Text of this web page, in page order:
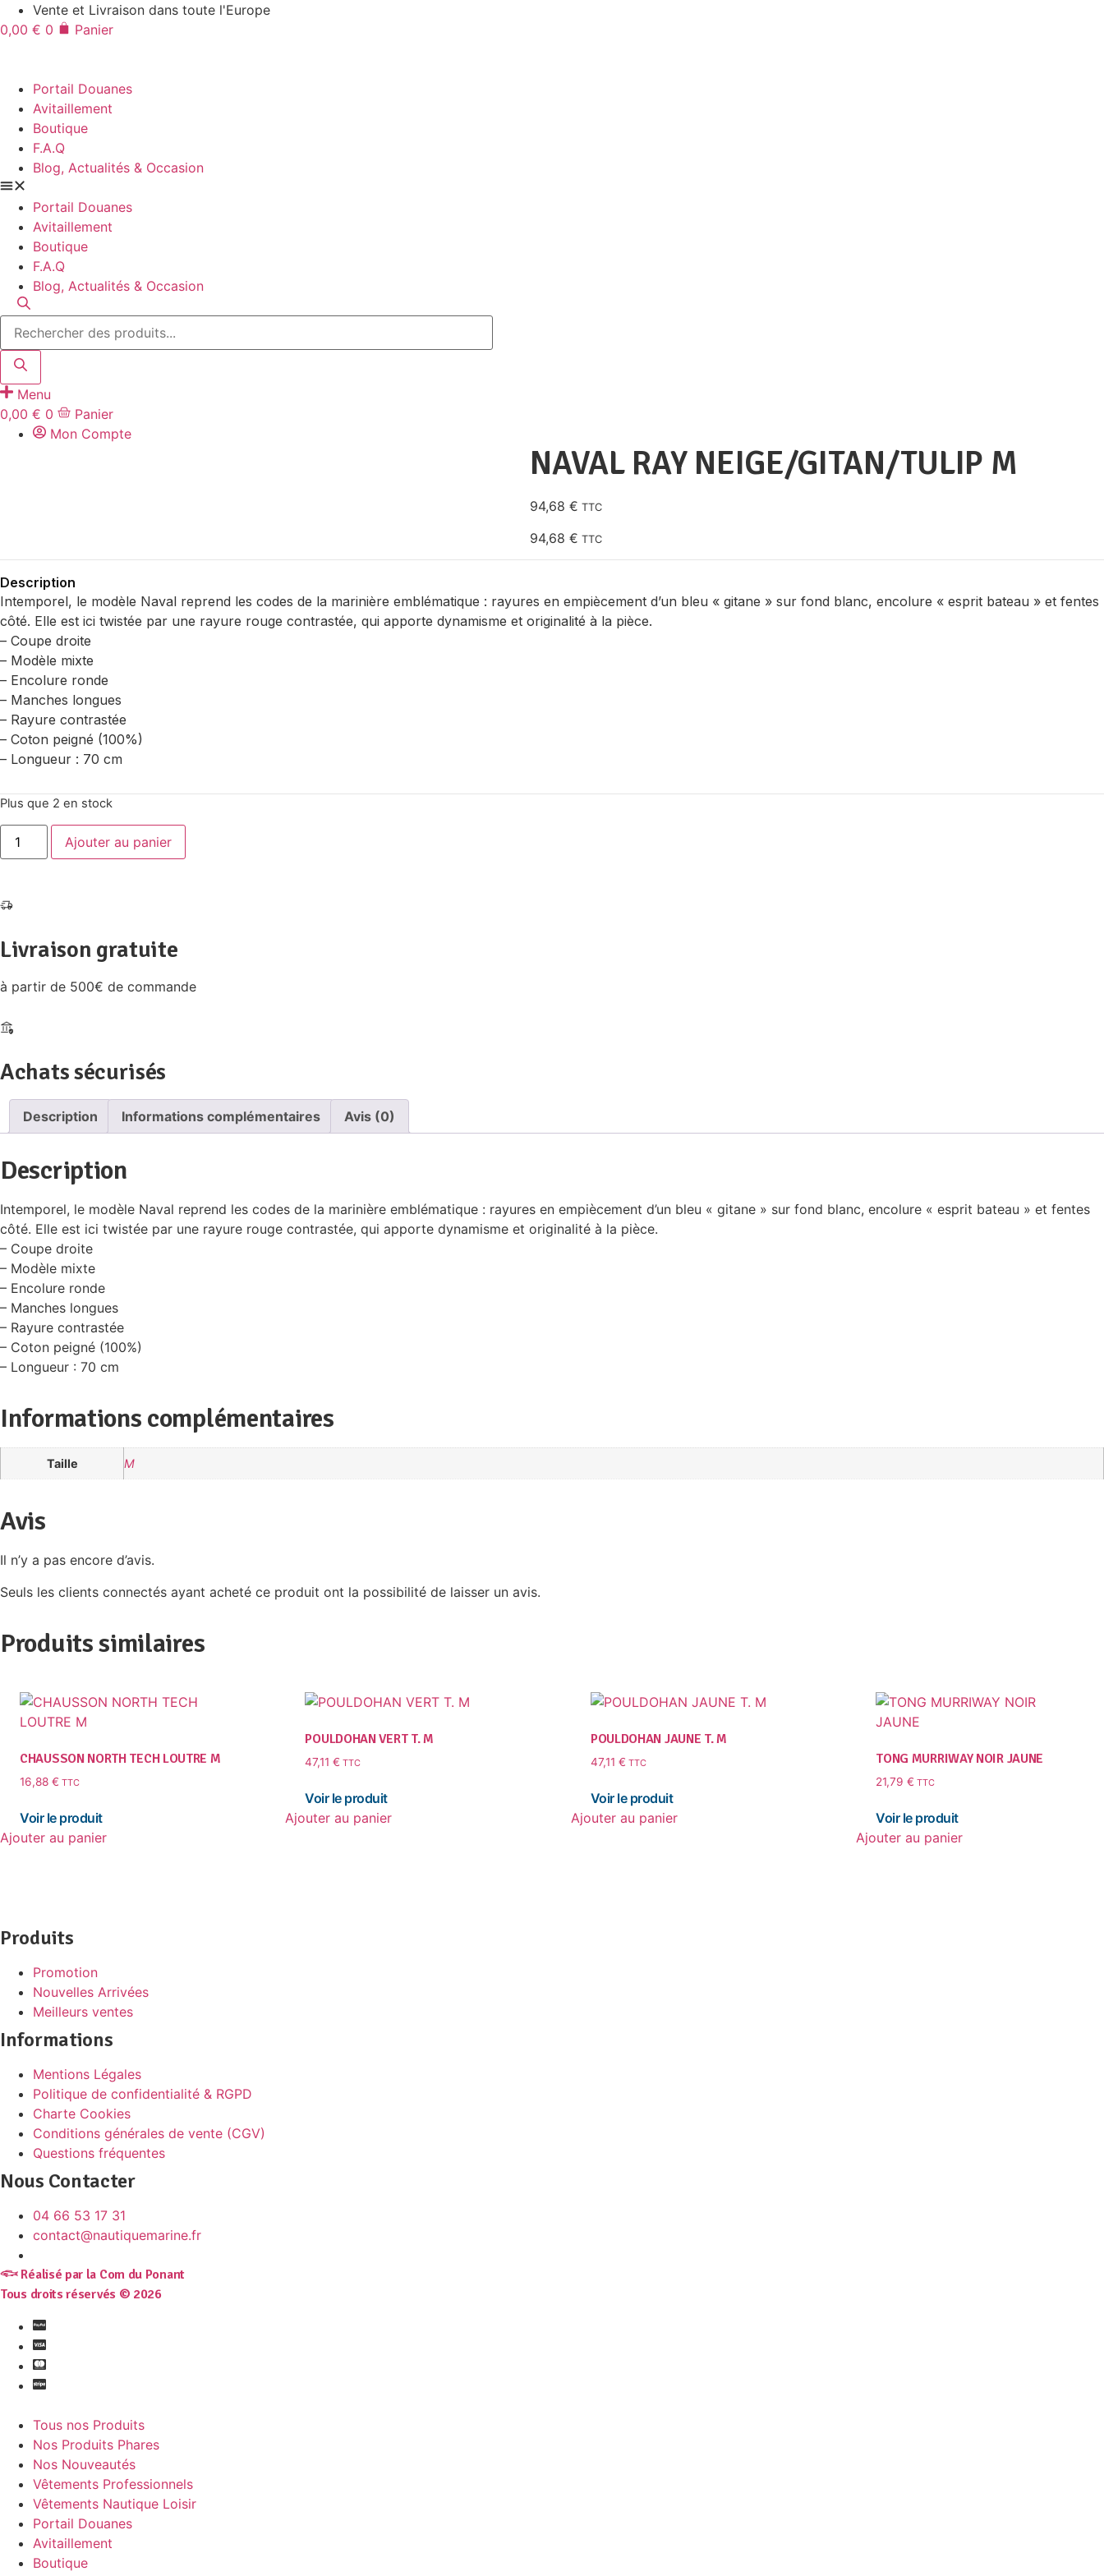
Aller
au
Vente et Livraison dans toute l'Europe
0,00 € 0 Panier
Portail Douanes
Avitaillement
Boutique
F.A.Q
Blog, Actualités & Occasion
Portail Douanes
Avitaillement
Boutique
F.A.Q
Blog, Actualités & Occasion
Recherche
produits
Menu
0,00 € 0
Panier
Mon Compte
NAVAL RAY NEIGE/GITAN/TULIP M
94,68€ TTC
94,68€ TTC
Description
Intemporel, le modèle Naval reprend les codes de la marinière emblématique : rayures en empiècement d’un bleu « gitane » sur fond blanc, encolure « esprit bateau » et fentes
côté. Elle est ici twistée par une rayure rouge contrastée, qui apporte dynamisme et originalité à la pièce.
– Coupe droite
– Modèle mixte
– Encolure ronde
– Manches longues
– Rayure contrastée
– Coton peigné (100%)
– Longueur : 70 cm
Plus que 2 en stock
quantité
NAVAL
Ajouter au panier
Livraison gratuite
à partir de 500€ de commande
Achats sécurisés
Description Informations complémentaires Avis (0)
Description
Intemporel, le modèle Naval reprend les codes de la marinière emblématique : rayures en empiècement d’un bleu « gitane » sur fond blanc, encolure « esprit bateau » et fentes
côté. Elle est ici twistée par une rayure rouge contrastée, qui apporte dynamisme et originalité à la pièce.
– Coupe droite
– Modèle mixte
– Encolure ronde
– Manches longues
– Rayure contrastée
– Coton peigné (100%)
– Longueur : 70 cm
Informations complémentaires
Taille M
Avis
Il n’y a pas encore d’avis.
Seuls les clients connectés ayant acheté ce produit ont la possibilité de laisser un avis.
Produits similaires
CHAUSSON NORTH TECH LOUTRE M
16,88 € TTC
Ajouter au panier
POULDOHAN VERT T. M
47,11€ TTC
Ajouter au panier
POULDOHAN JAUNE T. M
47,11 € TTC
Ajouter au panier
TONG MURRIWAY NOIR JAUNE
21,79€ TTC
Ajouter au panier
Produits
Promotion
Nouvelles Arrivées
Meilleurs ventes
Informations
Mentions Légales
Politique de confidentialité & RGPD
Charte Cookies
Conditions générales de vente (CGV)
Questions fréquentes
Nous Contacter
04 66 53 17 31
contact@nautiquemarine.fr
𓆟 Réalisé par la Com du Ponant
Tous droits réservés © 2026
Tous nos Produits
Nos Produits Phares
Nos Nouveautés
Vêtements Professionnels
Vêtements Nautique Loisir
Portail Douanes
Avitaillement
Boutique